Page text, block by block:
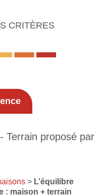
CRITÈRES
Terrain proposé par
> L’équilibre
: maison + terrain